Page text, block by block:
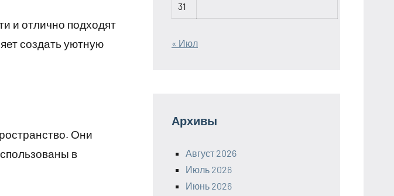
и отлично подходят
создать уютную
Они
в
31
« Июл
Архивы
Август 2026
Июль 2026
Июнь 2026